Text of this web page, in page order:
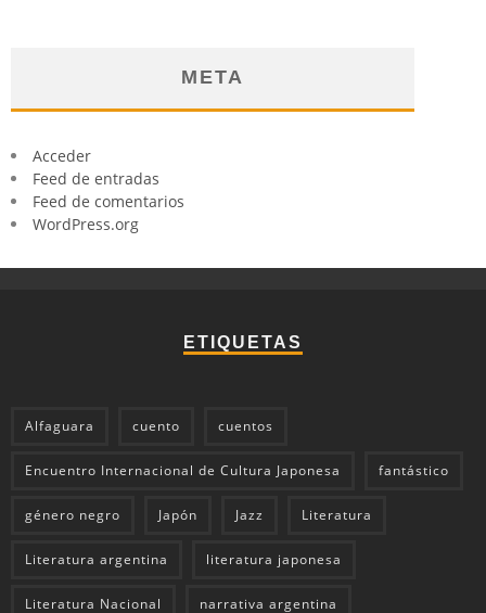
META
Acceder
Feed de entradas
Feed de comentarios
WordPress.org
ETIQUETAS
Alfaguara cuento cuentos
Encuentro Internacional de Cultura Japonesa fantástico
género negro Japón Jazz Literatura
Literatura argentina literatura japonesa
Literatura Nacional narrativa argentina